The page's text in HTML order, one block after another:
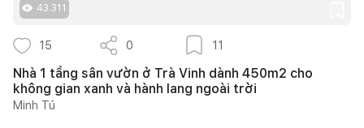
43.311
15 0 11
Nhà 1 tầng sân vườn ở Trà Vinh dành 450m2 cho
không gian xanh và hành lang ngoài trời
Minh Tú